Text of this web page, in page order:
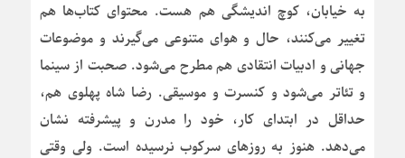
به خیابان، کوچ اندیشگی هم هست. محتوای کتاب‌ها هم
تغییر می‌کنند، حال و هوای متنوعی می‌گیرند و موضوعات
جهانی و ادبیات انتقادی هم مطرح می‌شود. صحبت از سینما
و تئاتر می‌شود و کنسرت و موسیقی. رضا شاه پهلوی هم،
حداقل در ابتدای کار، خود را مدرن و پیشرفته نشان
می‌دهد. هنوز به روزهای سرکوب نرسیده است. ولی وقتی